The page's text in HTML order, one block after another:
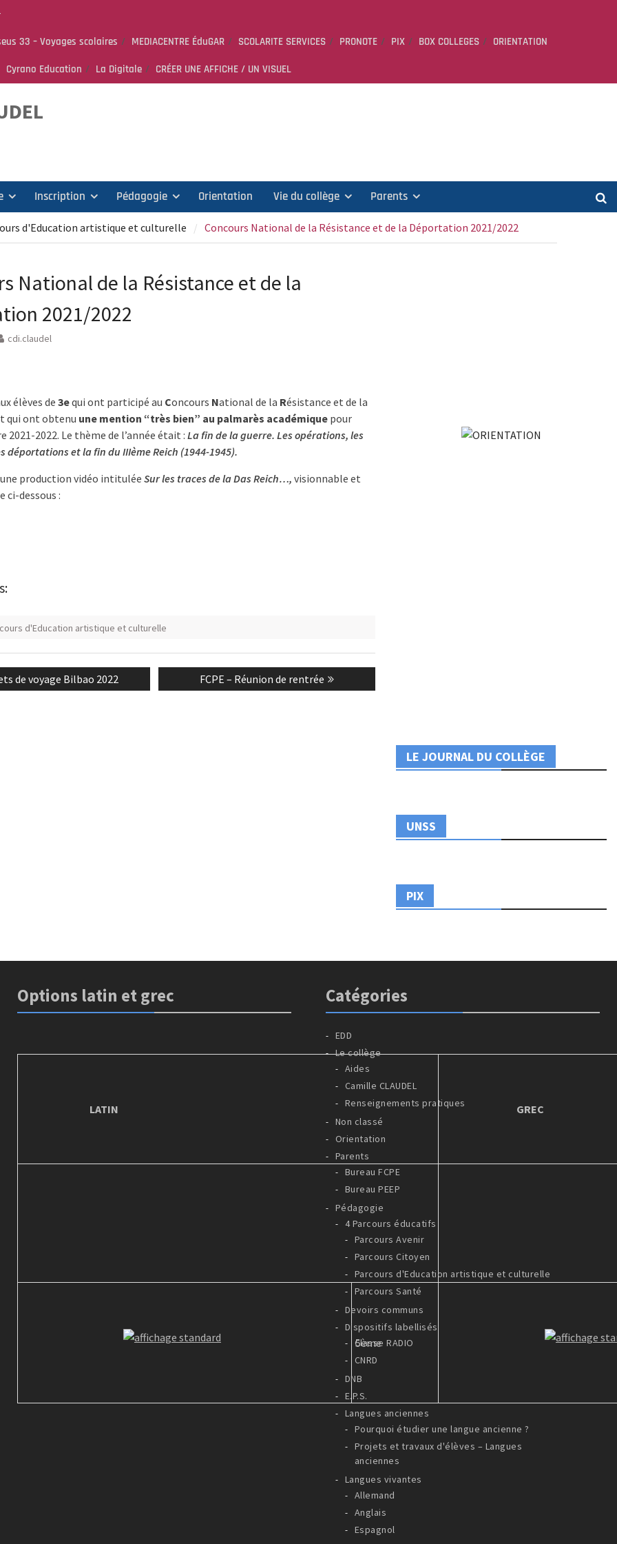
&
33 – Voyages scolaires MEDIACENTRE ÉduGAR SCOLARITE SERVICES PRONOTE PIX BOX COLLEGES ORIENTATION
Cyrano Education La Digitale CRÉER UNE AFFICHE / UN VISUEL
Inscription Pédagogie Orientation Vie du collège Parents
d'Education artistique et culturelle Concours National de la Résistance et de la Déportation 2021/2022
National de la Résistance et de la
2021/2022
cdi.claudel
élèves de3equi ont participé au Concours National de la Résistance et de la
qui ont obtenu une mention “très bien” au palmarès académique pour
2021-2022. Le thème de l’année était : La fin de la guerre. Les opérations, les
déportations et la fin du IIIème Reich (1944-1945).
production vidéo intitulée Sur les traces de la Das Reich…, visionnable et
ci-dessous :
d'Education artistique et culturelle
de voyage Bilbao 2022
Next
post:
FCPE – Réunion de rentrée
LE JOURNAL DU COLLÈGE
UNSS
PIX
Options latin et grec
LATIN GREC
5ème
Catégories
EDD
Le collège
Aides
Camille CLAUDEL
Renseignements pratiques
Non classé
Orientation
Parents
Bureau FCPE
Bureau PEEP
Pédagogie
4 Parcours éducatifs
Parcours Avenir
Parcours Citoyen
Parcours d'Education artistique et culturelle
Parcours Santé
Devoirs communs
Dispositifs labellisés
Classe RADIO
CNRD
DNB
E.P.S.
Langues anciennes
Pourquoi étudier une langue ancienne ?
Projets et travaux d'élèves – Langues
anciennes
Langues vivantes
Allemand
Anglais
Espagnol